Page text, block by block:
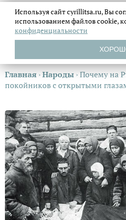
Главная ›Народы ›Почему на
покойников с открытыми
Используя сайт cyrillitsa.ru, Вы
использованием файловcookie,
конфиденциальности